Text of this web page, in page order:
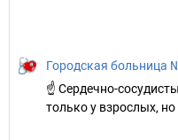
Городская больница
☝ Сердечно-
только у взрослых, но